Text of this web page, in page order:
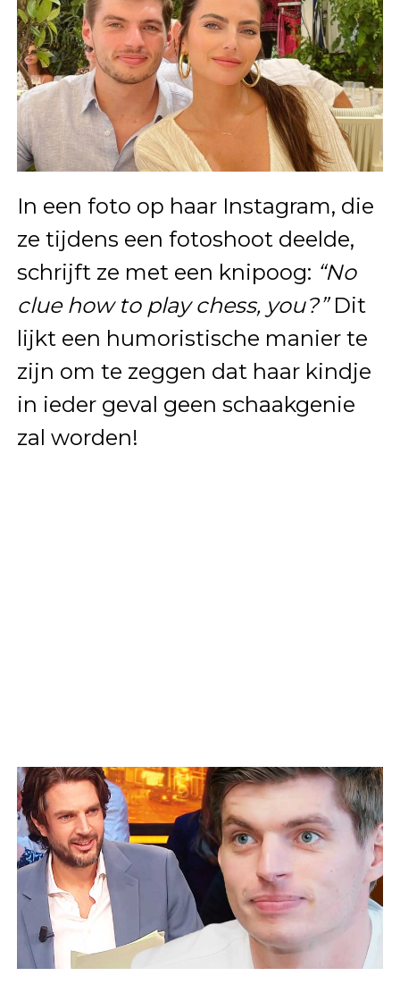
In een foto op haar Instagram, die
ze tijdens een fotoshoot deelde,
schrijft ze met een knipoog: “No
clue how to play chess, you?”Dit
lijkt een humoristische manier te
zijn om te zeggen dat haar kindje
in ieder geval geen schaakgenie
zal worden!